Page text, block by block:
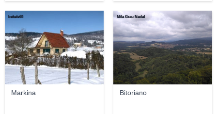
Markina
bekele68
Bitoriano
Mila Grau Nadal